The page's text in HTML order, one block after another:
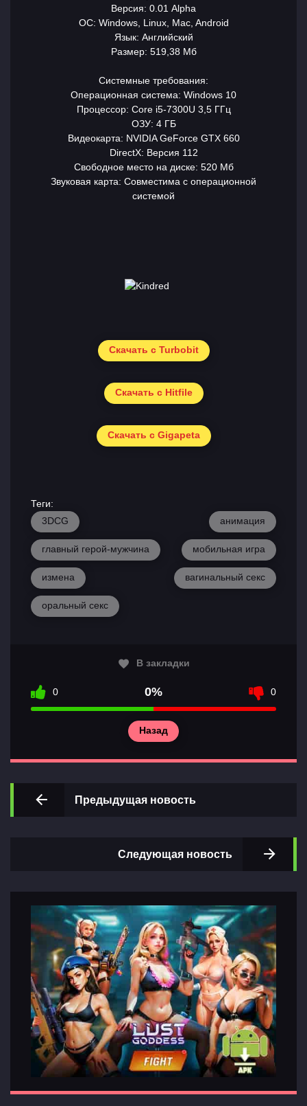
Версия: 0.01 Alpha
ОС: Windows, Linux, Mac, Android
Язык: Английский
Размер: 519,38 Мб
Системные требования:
Операционная система: Windows 10
Процессор: Core i5-7300U 3,5 ГГц
ОЗУ: 4 ГБ
Видеокарта: NVIDIA GeForce GTX 660
DirectX: Версия 112
Свободное место на диске: 520 Мб
Звуковая карта: Совместима с операционной
системой
Скачать с Turbobit
Скачать с Hitfile
Скачать с Gigapeta
Теги:
3DCG
анимация
главный герой-мужчина мобильная игра
измена вагинальный секс
оральный секс
В закладки
0 0% 0
Назад
Предыдущая новость
Следующая новость